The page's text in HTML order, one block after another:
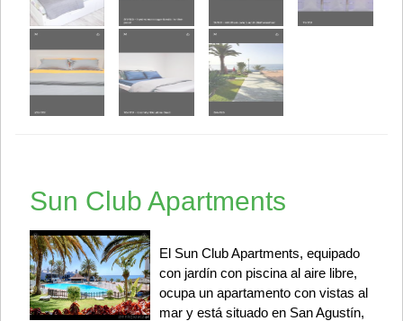
Sun Club Apartments
El Sun Club Apartments, equipado
con jardín con piscina al aire libre,
ocupa un apartamento con vistas al
mar y está situado en San Agustín,